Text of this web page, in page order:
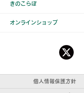
きのこらぼ
オンラインショップ
個人情報保護方針